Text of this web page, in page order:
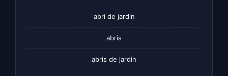
abri de jardin
abris
abris de jardin